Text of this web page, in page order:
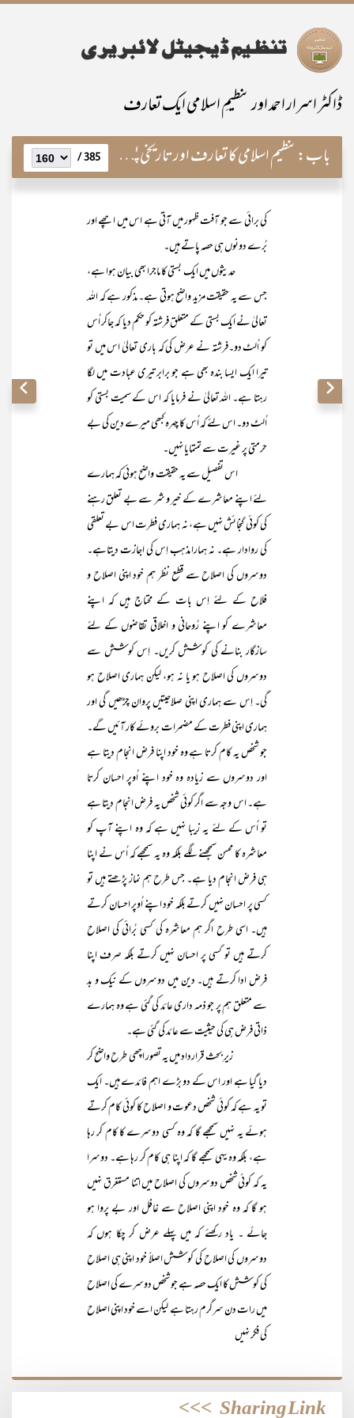
ڈاکٹر اسرار احمد اور تنظیمِ اسلامی ایک تعارف
باب:تنظیم اسلامی کا تعارف اور تاریخی پس منظر 385 /
کی برائی سے جو آفت ظہور میں آتی ہے اس میں اچھے اور
بُرے دونوں ہی حصہ پاتے ہیں۔
حدیثوں میں ایک بستی کا ماجرا بھی بیان ہوا ہے،
جس سے یہ حقیقت مزید واضح ہوتی ہے۔ مذکور ہے کہ اللہ
تعالیٰ نے ایک بستی کے متعلق فرشتہ کو حکم دیا کہ جاکر اُس
کو اُلٹ دو۔فرشتہ نے عرض کی کہ باری تعالیٰ اس میں تو
تیرا ایک ایسا بندہ بھی ہے جو برابر تیری عبادت میں لگا
رہتا ہے۔ اللہ تعالیٰ نے فرمایا کہ اس کے سمیت بستی کو
اُلٹ دو۔ اس لئے کہ اُس کا چہرہ کبھی میرے دین کی بے
حرمتی پر غیرت سے تمتمایا نہیں۔
اس تفصیل سے یہ حقیقت واضح ہوئی کہ ہمارے
لئے اپنے معاشرے کے خیر و شر سے بے تعلق رہنے
کی کوئی گنجائش نہیں ہے، نہ ہماری فطرت اس بے تعلقی
کی روادار ہے۔ نہ ہمارا مذہب اِس کی اجازت دیتاہے۔
دوسروں کی اصلاح سے قطع نظر ہم خود اپنی اصلاح و
فلاح کے لئے اِس بات کے محتاج ہیں کہ اپنے
معاشرے کو اپنے رُوحانی و اخلاقی تقاضوں کے لئے
سازگار بنانے کی کوشش کریں۔ اِس کوشش سے
دوسروں کی اصلاح ہو یا نہ ہو، لیکن ہماری اصلاح ہو
گی۔ اِس سے ہماری اپنی صلاحیتیں پروان چڑھیں گی اور
ہماری اپنی فطرت کے مضمرات بروئے کار آئیں گے۔
جو شخص یہ کام کرتا ہے وہ خود اپنا فرض انجام دیتا ہے
اور دوسروں سے زیادہ وہ خود اپنے اُوپر احسان کرتا
ہے۔ اس وجہ سے اگر کوئی شخص یہ فرض انجام دیتا ہے
تو اُس کے لئے یہ زیبا نہیں ہے کہ وہ اپنے آپ کو
معاشرہ کا محسن سمجھنے لگے بلکہ وہ یہ سمجھے کہ اُس نے اپنا
ہی فرض انجام دیا ہے۔ جس طرح ہم نماز پڑھتے ہیں تو
کسی پر احسان نہیں کرتے بلکہ خود اپنے اُوپر احسان کرتے
ہیں۔ اسی طرح اگر ہم معاشرہ کی کسی بُرائی کی اصلاح
کرتے ہیں تو کسی پر احسان نہیں کرتے بلکہ صرف اپنا
فرض ادا کرتے ہیں۔ دین میں دوسروں کے نیک و بد
سے متعلق ہم پر جو ذمہ داری عائد کی گئی ہے وہ ہمارے
ذاتی فرض ہی کی حیثیت سے عائد کی گئی ہے۔
زیرِ بحث قرارداد میں یہ تصور اچھی طرح واضح کر
دیا گیا ہے اور اس کے دو بڑے اہم فائدے ہیں۔ ایک
تو یہ ہے کہ کوئی شخص دعوت و اصلاح کا کوئی کام کرتے
ہوئے یہ نہیں سمجھے گا کہ وہ کسی دوسرے کا کام کر رہا
ہے، بلکہ وہ یہی سمجھے گا کہ اپنا ہی کام کر رہا ہے۔ دوسرا
یہ کہ کوئی شخص دوسروں کی اصلاح میں اتنا مستغرق نہیں
ہو گا کہ وہ خود اپنی اصلاح سے غافل اور بے پروا ہو
جائے ۔ یاد رکھئے کہ میں پہلے عرض کر چکا ہوں کہ
دوسروں کی اصلاح کی کوشش اصلاً خود اپنی ہی اصلاح
کی کوشش کا ایک حصہ ہے جو شخص دوسرے کی اصلاح
میں رات دن سرگرم رہتا ہے لیکن اسے خود اپنی اصلاح
کی فکر نہیں
Sharing Link
>>>